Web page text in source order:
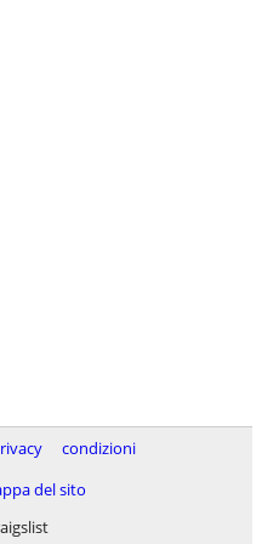
condizioni
del sito